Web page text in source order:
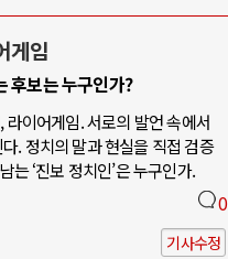
게임
후보는 누구인가?
이어게임. 서로의 발언 속에서
. 정치의 말과 현실을 직접 검증
는 ‘진보 정치인’은 누구인가.
0
기사수정